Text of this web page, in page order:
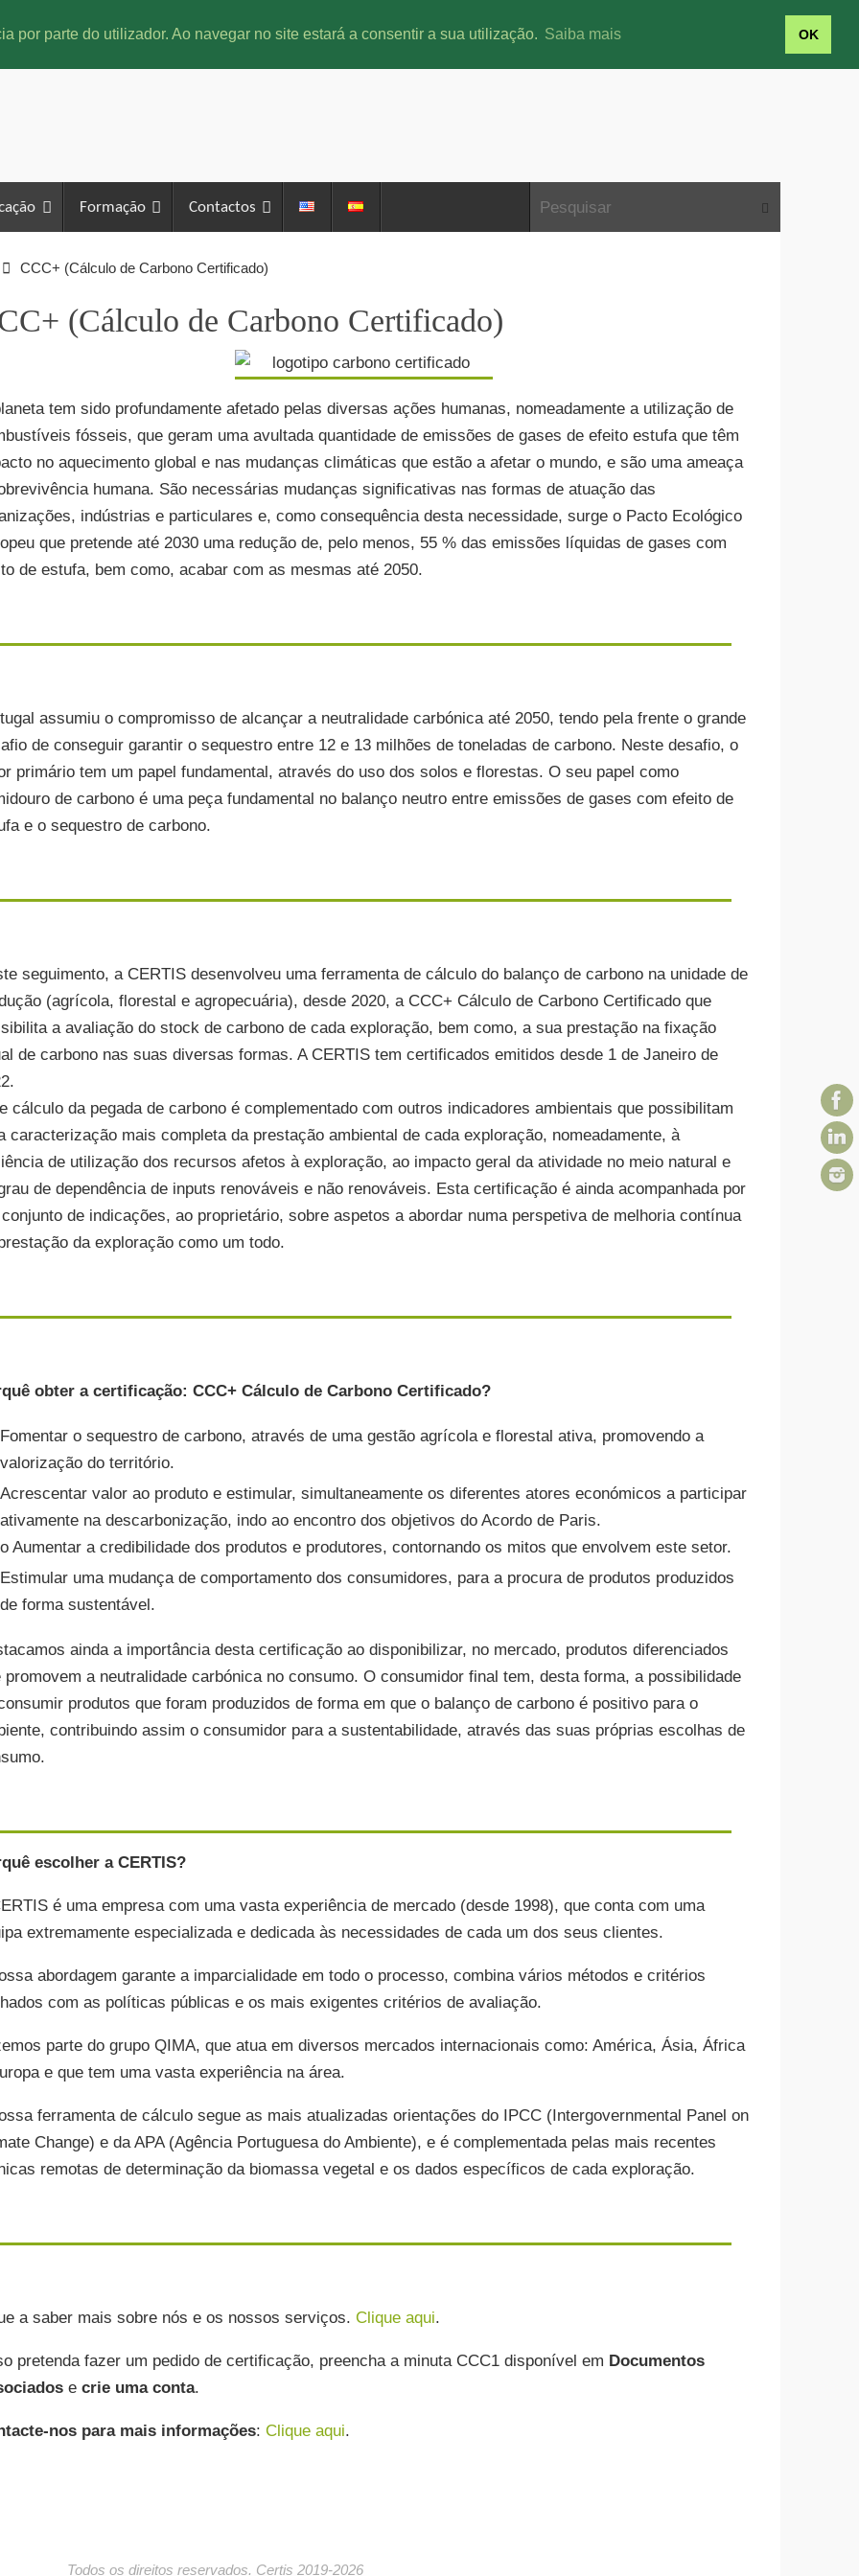
por parte do utilizador. Ao navegar no site estará a consentir a sua utilização. Saiba mais OK
Formação Contactos
CCC+ (Cálculo de Carbono Certificado)
(Cálculo de Carbono Certificado)
tem sido profundamente afetado pelas diversas ações humanas, nomeadamente a utilização de
fósseis, que geram uma avultada quantidade de emissões de gases de efeito estufa que têm
no aquecimento global e nas mudanças climáticas que estão a afetar o mundo, e são uma ameaça
humana. São necessárias mudanças significativas nas formas de atuação das
indústrias e particulares e, como consequência desta necessidade, surge o Pacto Ecológico
que pretende até 2030 uma redução de, pelo menos, 55 % das emissões líquidas de gases com
de estufa, bem como, acabar com as mesmas até 2050.
assumiu o compromisso de alcançar a neutralidade carbónica até 2050, tendo pela frente o grande
de conseguir garantir o sequestro entre 12 e 13 milhões de toneladas de carbono. Neste desafio, o
primário tem um papel fundamental, através do uso dos solos e florestas. O seu papel como
de carbono é uma peça fundamental no balanço neutro entre emissões de gases com efeito de
e o sequestro de carbono.
seguimento, a CERTIS desenvolveu uma ferramenta de cálculo do balanço de carbono na unidade de
(agrícola, florestal e agropecuária), desde 2020, a CCC+ Cálculo de Carbono Certificado que
a avaliação do stock de carbono de cada exploração, bem como, a sua prestação na fixação
de carbono nas suas diversas formas. A CERTIS tem certificados emitidos desde 1 de Janeiro de
cálculo da pegada de carbono é complementado com outros indicadores ambientais que possibilitam
caracterização mais completa da prestação ambiental de cada exploração, nomeadamente, à
de utilização dos recursos afetos à exploração, ao impacto geral da atividade no meio natural e
de dependência de inputs renováveis e não renováveis. Esta certificação é ainda acompanhada por
de indicações, ao proprietário, sobre aspetos a abordar numa perspetiva de melhoria contínua
da exploração como um todo.
obter a certificação: CCC+ Cálculo de Carbono Certificado?
Fomentar o sequestro de carbono, através de uma gestão agrícola e florestal ativa, promovendo a
valorização do território.
Acrescentar valor ao produto e estimular, simultaneamente os diferentes atores económicos a participar
ativamente na descarbonização, indo ao encontro dos objetivos do Acordo de Paris.
o Aumentar a credibilidade dos produtos e produtores, contornando os mitos que envolvem este setor.
Estimular uma mudança de comportamento dos consumidores, para a procura de produtos produzidos
de forma sustentável.
ainda a importância desta certificação ao disponibilizar, no mercado, produtos diferenciados
promovem a neutralidade carbónica no consumo. O consumidor final tem, desta forma, a possibilidade
produtos que foram produzidos de forma em que o balanço de carbono é positivo para o
contribuindo assim o consumidor para a sustentabilidade, através das suas próprias escolhas de
escolher a CERTIS?
é uma empresa com uma vasta experiência de mercado (desde 1998), que conta com uma
extremamente especializada e dedicada às necessidades de cada um dos seus clientes.
abordagem garante a imparcialidade em todo o processo, combina vários métodos e critérios
com as políticas públicas e os mais exigentes critérios de avaliação.
parte do grupo QIMA, que atua em diversos mercados internacionais como: América, Ásia, África
e que tem uma vasta experiência na área.
ferramenta de cálculo segue as mais atualizadas orientações do IPCC (Intergovernmental Panel on
Change) e da APA (Agência Portuguesa do Ambiente), e é complementada pelas mais recentes
remotas de determinação da biomassa vegetal e os dados específicos de cada exploração.
a saber mais sobre nós e os nossos serviços. Clique aqui.
pretenda fazer um pedido de certificação, preencha a minuta CCC1 disponível em Documentos
e crie uma conta.
nos para mais informações: Clique aqui.
com Agricultura
produtos da floresta e
de gestão florestal. Saiba
a Rotulagem Facultativa
é uma característica
alimentares.
é sempre uma boa
Inscreva-se numa das
formações.
ser nosso parceiro, conheça
de serviços que prestamos.
já o seu orçamento gratuito.
sem falar connosco.
a nossa ferramenta CCC+
PSVA e RNCSSV
Todos os direitos reservados. Certis 2019-2026